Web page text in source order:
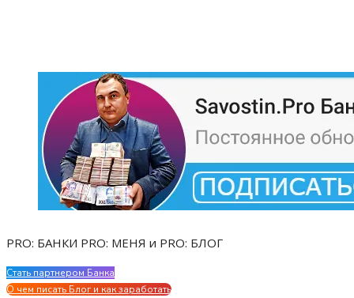
PRO: БАНКИ PRO: МЕНЯ и PRO: БЛОГ
Стать партнером Банка
О чем писать Блог и как заработать